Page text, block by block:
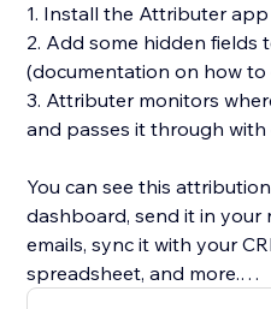
1. Install the Attributer
2. Add some hidden fields
(documentation on how
3. Attributer monitors
and passes it through
You can see this
dashboard, send it in your
emails, sync it with your
spreadsheet, and more.